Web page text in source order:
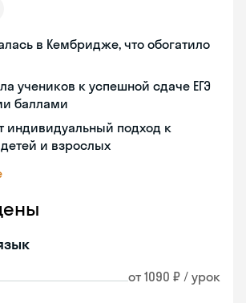
в Кембридже, что обогатило
учеников к успешной сдаче ЕГЭ
баллами
индивидуальный подход к
и взрослых
от 1090 ₽ / урок